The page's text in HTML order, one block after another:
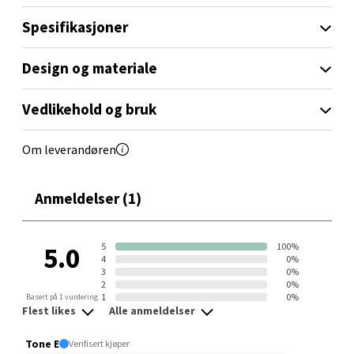
Spesifikasjoner
Design og materiale
Vedlikehold og bruk
Om leverandøren
Anmeldelser (1)
5.0
Basert på 1 vurdering
5
100%
4
0%
3
0%
2
0%
1
0%
Flest likes Alle anmeldelser
Tone E Verifisert kjøper
Velg
Sandvika - Thon Senter Sandvika
Brodtkorbsgate 7, 1338 Sandvika
0 i butikk
Velg